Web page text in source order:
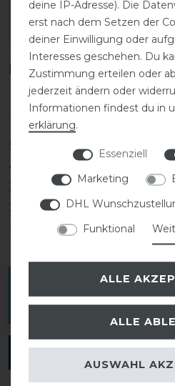
EAN: 4042164079993
5
0
4
3
0
2
0
1
0
Melde dich an, um eine
verfassen.
deine IP-Adresse). Die
erst nach dem Setzen der
deiner Einwilligung oder
Interesses geschehen. Du
Zustimmung erteilen oder
jederzeit ändern oder
Informationen findest du in
erklärung.
Essenziell
Marketing
DHL
Funktional
ALLE
ALLE
AUSWAHL